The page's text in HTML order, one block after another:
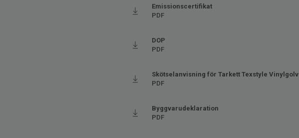
Emissionscertifikat
PDF
DOP
PDF
Skötselanvisning för Tarkett Texstyle Vinylgolv
PDF
Byggvarudeklaration
PDF